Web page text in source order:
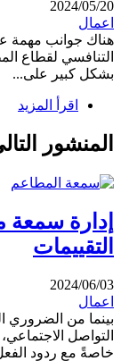
2024/05/20
اعمال
التنافسي لقطاع
بشكل كبير على...
اقرأ المزيد
المنشور
إدارة
التقييمات
2024/06/03
اعمال
بينما من
التواصل
خاصةً مع ردود